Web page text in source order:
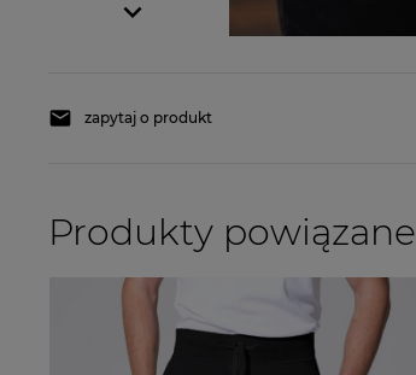
zapytaj o produkt
Produkty powiązane